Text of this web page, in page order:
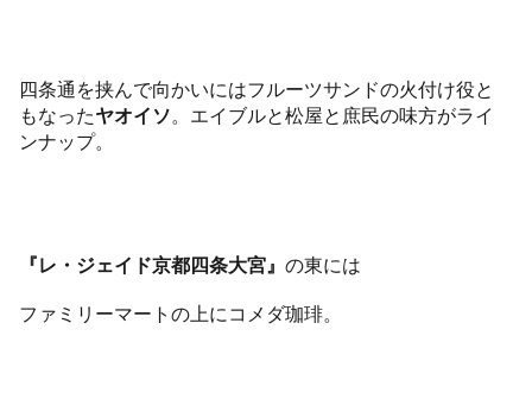
四条通を挟んで向かいにはフルーツサンドの火付け役と
もなったヤオイソ。エイブルと松屋と庶民の味方がライ
ンナップ。
『レ・ジェイド京都四条大宮』の東には
ファミリーマートの上にコメダ珈琲。